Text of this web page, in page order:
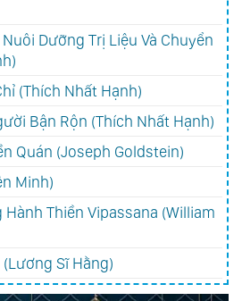
Dưỡng Trị Liệu Và Chuyển
(Thích Nhất Hạnh)
Bận Rộn (Thích Nhất Hạnh)
Quán (Joseph Goldstein)
Minh)
Hành Thiền Vipassana (William
Sĩ Hằng)